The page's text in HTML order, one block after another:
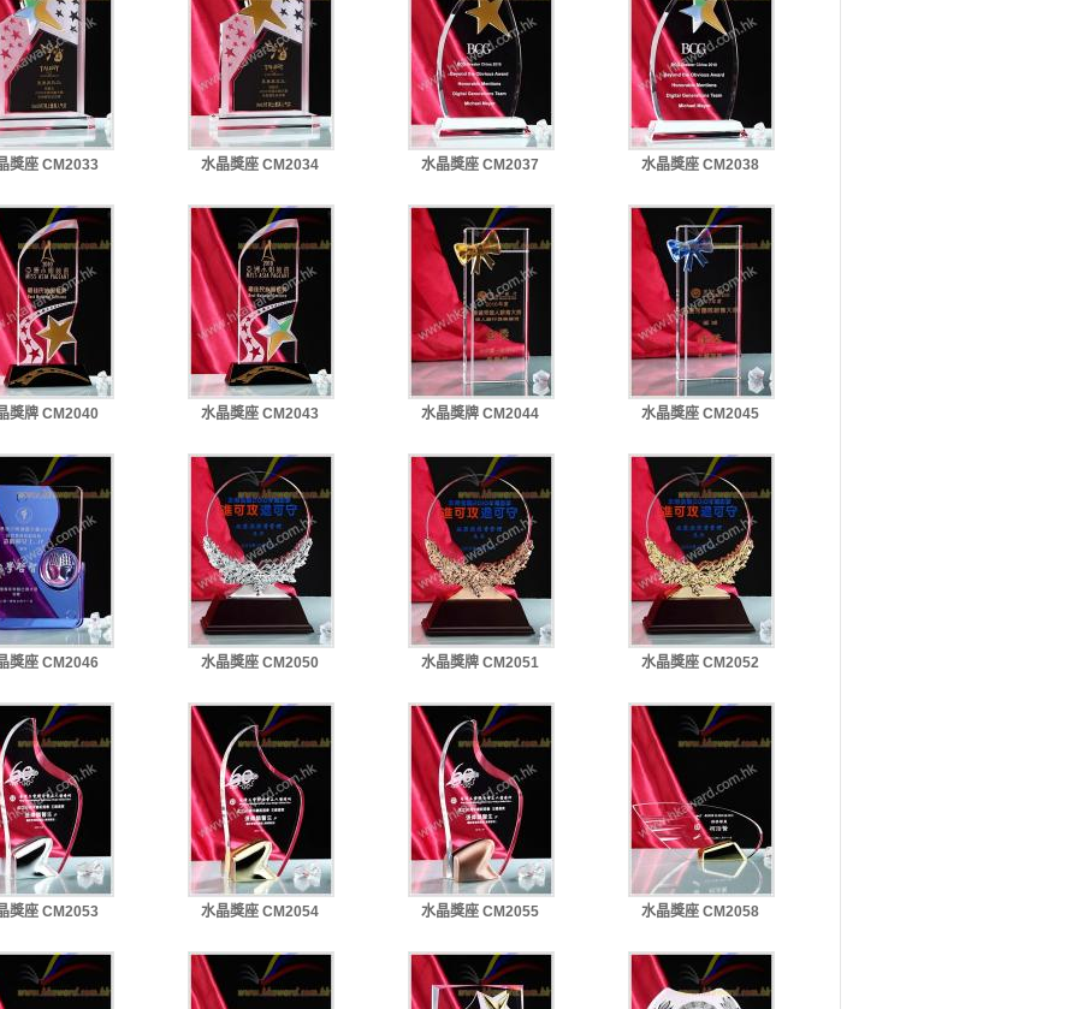
獎座 CM2033 水晶獎座 CM2034 水晶獎座 CM2037 水晶獎座 CM2038
獎牌 CM2040 水晶獎座 CM2043 水晶獎牌 CM2044 水晶獎座 CM2045
獎座 CM2046 水晶獎座 CM2050 水晶獎牌 CM2051 水晶獎座 CM2052
獎座 CM2053 水晶獎座 CM2054 水晶獎座 CM2055 水晶獎座 CM2058